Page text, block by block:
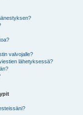
valvojalle?
lähetyksessä?